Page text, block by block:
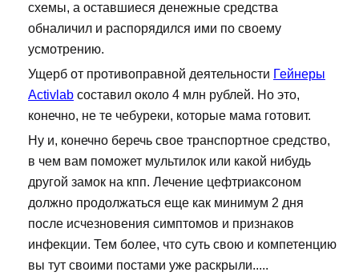
схемы, а оставшиеся денежные средства
обналичил и распорядился ими по своему
усмотрению.
Ущерб от противоправной деятельности Гейнеры
Activlab составил около 4 млн рублей. Но это,
конечно, не те чебуреки, которые мама готовит.
Ну и, конечно беречь свое транспортное средство,
в чем вам поможет мультилок или какой нибудь
другой замок на кпп. Лечение цефтриаксоном
должно продолжаться еще как минимум 2 дня
после исчезновения симптомов и признаков
инфекции. Тем более, что суть свою и компетенцию
вы тут своими постами уже раскрыли.....